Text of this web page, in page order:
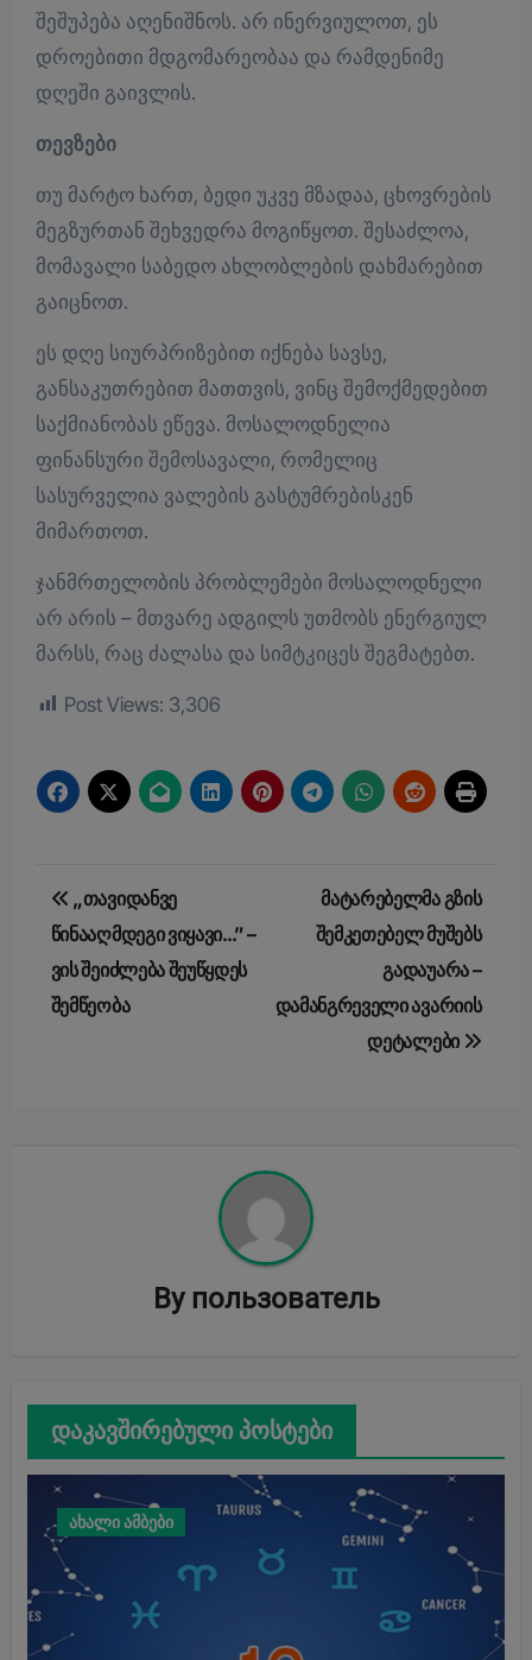
შეშუპება აღენიშნოს. არ ინერვიულოთ, ეს
დროებითი მდგომარეობაა და რამდენიმე
დღეში გაივლის.
თევზები
თუ მარტო ხართ, ბედი უკვე მზადაა, ცხოვრების
მეგზურთან შეხვედრა მოგიწყოთ. შესაძლოა,
მომავალი საბედო ახლობლების დახმარებით
გაიცნოთ.
ეს დღე სიურპრიზებით იქნება სავსე,
განსაკუთრებით მათთვის, ვინც შემოქმედებით
საქმიანობას ეწევა. მოსალოდნელია
ფინანსური შემოსავალი, რომელიც
სასურველია ვალების გასტუმრებისკენ
მიმართოთ.
ჯანმრთელობის პრობლემები მოსალოდნელი
არ არის – მთვარე ადგილს უთმობს ენერგიულ
მარსს, რაც ძალასა და სიმტკიცეს შეგმატებთ.
Post Views: 3,306
Post
navigation
„თავიდანვე
წინააღმდეგი ვიყავი…” –
ვის შეიძლება შეუწყდეს
შემწეობა
მატარებელმა გზის
შემკეთებელ მუშებს
გადაუარა –
დამანგრეველი ავარიის
დეტალები
By пользователь
დაკავშირებული პოსტები
ახალი ამბები